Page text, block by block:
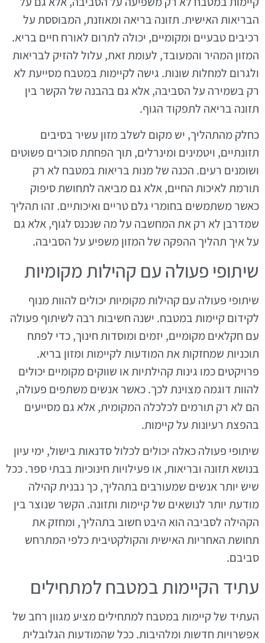
הבריאות האישית. תזונה בריאה ומאוזנת, המבוססת על
רכיבים טבעיים ומקומיים, יכולה לתרום לאורח חיים בריא.
המזון המהיר והמעובד, לעומת זאת, עלול להזיק לבריאות
ולגרום למחלות שונות. גישה לקיימות במטבח מסייעת לא
רק בשמירה על הסביבה, אלא גם בהבנה של הקשר בין
תזונה בריאה לתפקוד הגוף.
כחלק מהתהליך, יש מקום לשלב מזון עשיר בסיבים
תזונתיים, ויטמינים ומינרלים, תוך הפחתת סוכרים פשוטים
ושומנים רעים. הכנה של מנות בריאות במטבח לא רק
תורמת לאיכות החיים, אלא גם מביאה לתחושת סיפוק
כאשר משתמשים בחומרי גלם טריים ואיכותיים. זהו תהליך
שמדרבן לא רק את המחשבה על מה שנכנס לגוף, אלא גם
על איך תהליך ההפקה של המזון משפיע על הסביבה.
שיתופי פעולה עם קהילות מקומיות
שיתופי פעולה עם קהילות מקומיות יכולים להוות מנוף
לקידום קיימות במטבח. ישנה חשיבות רבה לשיתוף פעולה
עם חקלאים מקומיים, יזמים ומוסדות חינוך, כדי לפתח
תוכניות שמחזקות את המודעות לקיימות ומזון בריא.
פרויקטים כמו גינות קהילתיות או שווקים מקומיים יכולים
להוות דוגמה מצוינת לכך. כאשר אנשים משתפים פעולה,
הם לא רק תורמים לכלכלה המקומית, אלא גם מסייעים
בהפצת רעיונות על קיימות.
שיתופי פעולה כאלה יכולים לכלול סדנאות בישול, ימי עיון
בנושא תזונה ובריאות, או פעילויות חינוכיות בבתי ספר. ככל
שיש יותר אנשים שמעורבים בתהליך, כך נבנית קהילה
מודעת יותר לנושאים של קיימות ותזונה. הקשר שנוצר בין
הקהילה לסביבה הוא היבט חשוב בתהליך, ומחזק את
תחושת האחריות האישית והקולקטיבית כלפי המתרחש
סביבם.
עתיד הקיימות במטבח למתחילים
העתיד של קיימות במטבח למתחילים מציע מגוון רחב של
אפשרויות חדשות ומלהיבות. ככל שהמודעות הגלובלית